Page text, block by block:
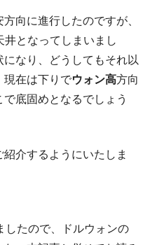
体絶好調」のウラで他業
現況は決して良くない。
韓国消費者院が『クーパ
認定 ⇒ 総額3兆7,000億
公示
車への補助金を全廃 ⇒ 実
。6カ月で対前年同期比
向に進行したのですが、
井となってしまいまし
なり、どうしてもそれ以
現在は下りでウォン高方向
底固めとなるでしょう
介するようにいたしま
したので、ドルウォンの